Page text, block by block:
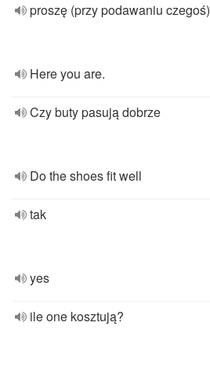
proszę (przy podawaniu czegoś)
Here you are.
Czy buty pasują dobrze
Do the shoes fit well
tak
yes
ile one kosztują?